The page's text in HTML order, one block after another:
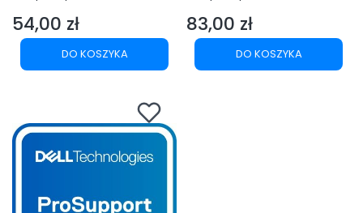
Cena
54,00 zł
DO KOSZYKA
Cena
83,00 zł
DO KOSZYKA